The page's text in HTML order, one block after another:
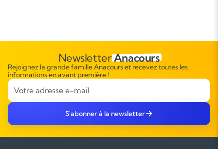
NewsletterAnacours
Rejoignez la grande famille Anacours et recevez toutes les
informations en avant première !
S'abonner à la newsletter